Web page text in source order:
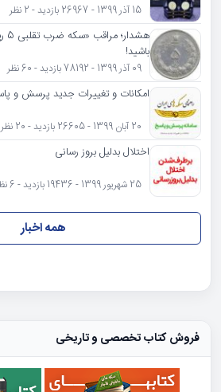
15 آذر 1399 - 26967 بازدید - 2 نظر
باشید!
09 آذر 1399 - 78192 بازدید - 60 نظر
امکانات و تغییرات جدید پرسش و
20 آبان 1399 - 26605 بازدید - 20 نظر
اختلال بدلیل بروز رسانی
25 شهریور 1399 - 19436 بازدید - 6 نظر
همه اخبار
فروش کتاب تخصصی و تاریخی